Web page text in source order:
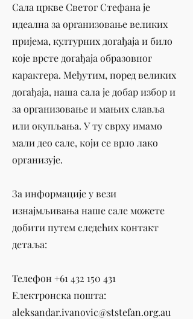
Сала цркве Светог Стефана је
идеална за организовање великих
пријема, културних догађаја и било
које врсте догађаја образовног
карактера. Међутим, поред великих
догађаја, наша сала је добар избор и
за организовање и мањих славља
или окупљања. У ту сврху имамо
мали део сале, који се врло лако
организује.
За информације у вези
изнајмљивања наше сале можете
добити путем следећих контакт
детаља: ​
Телефон +61 432 150 431
Електронска пошта:
aleksandar.ivanovic@ststefan.org.au